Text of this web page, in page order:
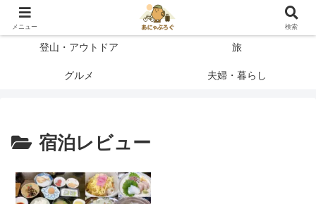
登って、使って、納得したことだけを書く
登山・アウトドア 旅
グルメ 夫婦・暮らし
宿泊レビュー
メニュー 検索